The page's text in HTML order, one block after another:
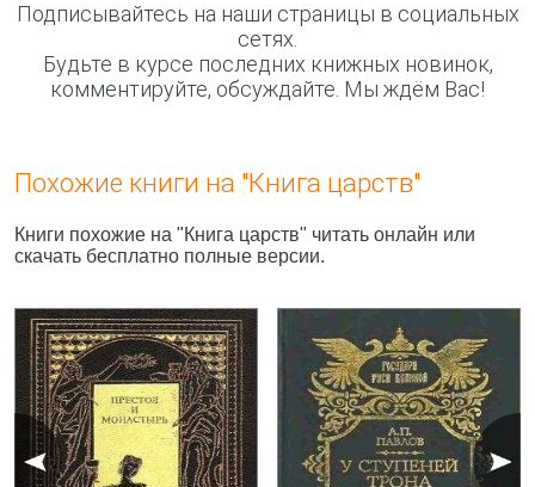
Подписывайтесь на наши страницы в социальных
сетях.
Будьте в курсе последних книжных новинок,
комментируйте, обсуждайте. Мы ждём Вас!
Похожие книги на "Книга царств"
Книги похожие на "Книга царств" читать онлайн или
скачать бесплатно полные версии.